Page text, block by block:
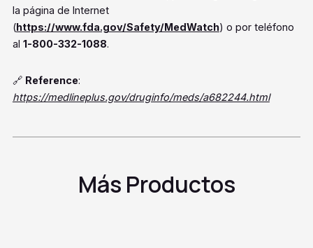
la página de Internet
(https://www.fda.gov/Safety/MedWatch) o por teléfono
al 1-800-332-1088.
🔗 Reference:
https://medlineplus.gov/druginfo/meds/a682244.html
Más Productos